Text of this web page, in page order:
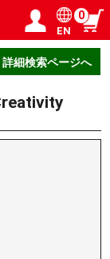
EN
0
詳細検索ページへ